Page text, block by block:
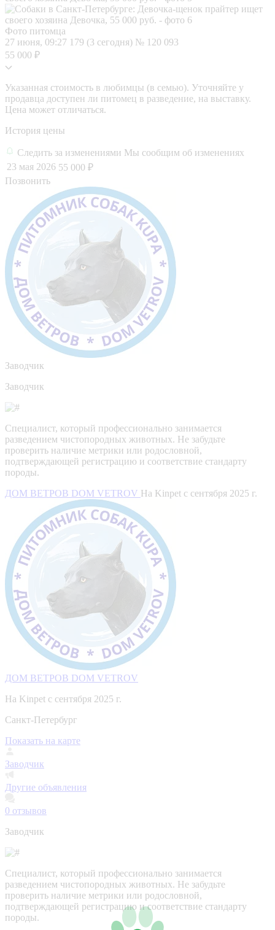
Фото питомца
27 июня, 09:27 179 (3 сегодня) № 120 093
55 000 ₽
Указанная стоимость в любимцы (в семью). Уточняйте у
продавца доступен ли питомец в разведение, на выставку.
Цена может отличаться.
История цены
Следить за изменениями Мы сообщим об изменениях
23 мая 2026 55 000 ₽
Позвонить
Заводчик
Заводчик
Специалист, который профессионально занимается
разведением чистопородных животных. Не забудьте
проверить наличие метрики или родословной,
подтверждающей регистрацию и соответствие стандарту
породы.
ДОМ ВЕТРОВ DOM VETROV На Kinpet c сентября 2025 г.
ДОМ ВЕТРОВ DOM VETROV
На Kinpet c сентября 2025 г.
Санкт-Петербург
Показать на карте
Заводчик
Другие объявления
0 отзывов
Заводчик
Специалист, который профессионально занимается
разведением чистопородных животных. Не забудьте
проверить наличие метрики или родословной,
подтверждающей регистрацию и соответствие стандарту
породы.